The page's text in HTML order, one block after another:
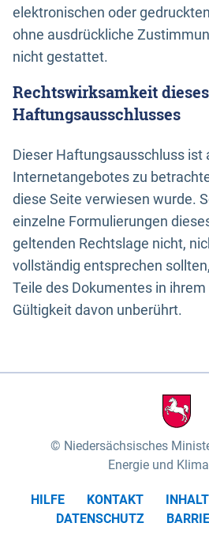
elektronischen oder
ohne ausdrückliche
nicht gestattet.
Rechtswirksamkeit dieses
Haftungsausschlusses
Dieser Haftungsausschluss ist
Internetangebotes zu
diese Seite verwiesen wurde.
einzelne Formulierungen
geltenden Rechtslage nicht,
vollständig entsprechen
Teile des Dokumentes in
Gültigkeit davon unberührt.
Niedersächsisches
Energie und
HILFE KONTAKT INHALT
DATENSCHUTZ